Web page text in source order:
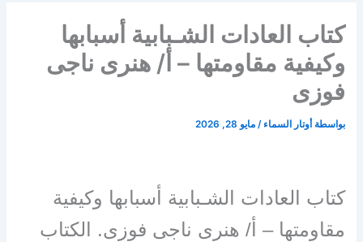
كتاب العادات الشـبابية أسبابها
وكيفية مقاومتها – أ/ هنرى ناجى
فوزى
بواسطة أوتار السماء/مايو 28, 2026
كتاب العادات الشـبابية أسبابها وكيفية
مقاومتها – أ/ هنرى ناجى فوزى. الكتاب